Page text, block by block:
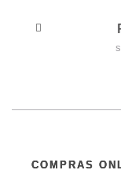
COMPRAS